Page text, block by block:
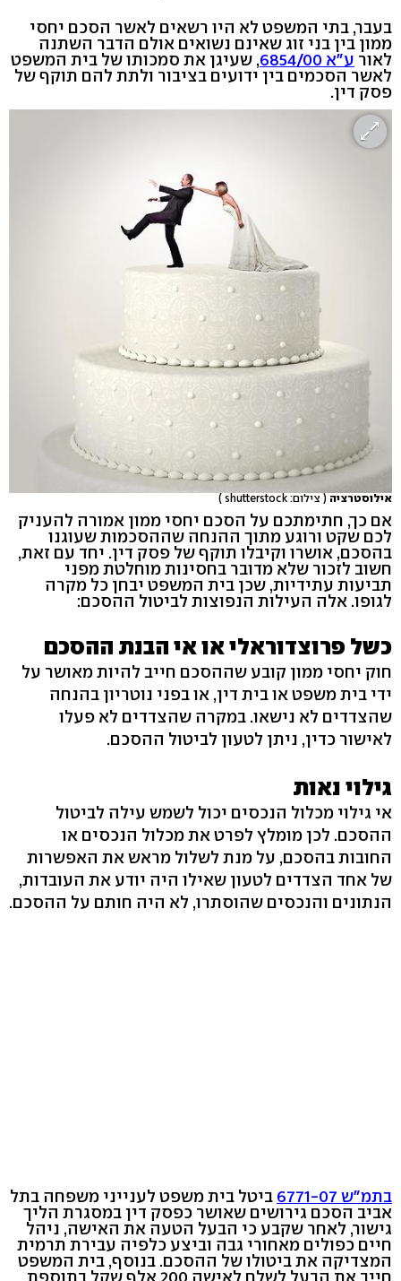
בעבר, בתי המשפט לא היו רשאים לאשר הסכם יחסי
ממון בין בני זוג שאינם נשואים אולם הדבר השתנה
לאור ע"א 6854/00 , שעיגן את סמכותו של בית המשפט
לאשר הסכמים בין ידועים בציבור ולתת להם תוקף של
פסק דין.
אילוסטרציה ( צילום: shutterstock )
אם כך, חתימתכם על הסכם יחסי ממון אמורה להעניק
לכם שקט ורוגע מתוך ההנחה שההסכמות שעוגנו
בהסכם, אושרו וקיבלו תוקף של פסק דין. יחד עם זאת,
חשוב לזכור שלא מדובר בחסינות מוחלטת מפני
תביעות עתידיות, שכן בית המשפט יבחן כל מקרה
לגופו. אלה העילות הנפוצות לביטול ההסכם:
כשל פרוצדוראלי או אי הבנת ההסכם
חוק יחסי ממון קובע שההסכם חייב להיות מאושר על
ידי בית משפט או בית דין, או בפני נוטריון בהנחה
שהצדדים לא נישאו. במקרה שהצדדים לא פעלו
לאישור כדין, ניתן לטעון לביטול ההסכם.
גילוי נאות
אי גילוי מכלול הנכסים יכול לשמש עילה לביטול
ההסכם. לכן מומלץ לפרט את מכלול הנכסים או
החובות בהסכם, על מנת לשלול מראש את האפשרות
של אחד הצדדים לטעון שאילו היה יודע את העובדות,
הנתונים והנכסים שהוסתרו, לא היה חותם על ההסכם.
בתמ"ש 6771-07 ביטל בית משפט לענייני משפחה בתל
אביב הסכם גירושים שאושר כפסק דין במסגרת הליך
גישור, לאחר שקבע כי הבעל הטעה את האישה, ניהל
חיים כפולים מאחורי גבה וביצע כלפיה עבירת תרמית
המצדיקה את ביטולו של ההסכם. בנוסף, בית המשפט